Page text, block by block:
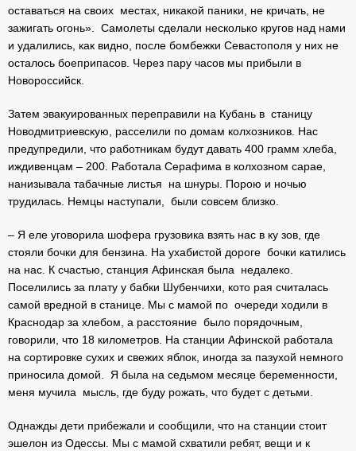
оставаться на своих местах, никакой паники, не кричать, не
зажигать огонь». Самолеты сделали несколько кругов над нами
и удалились, как видно, после бомбежки Севастополя у них не
осталось боеприпасов. Через пару часов мы прибыли в
Новороссийск.
Затем эвакуированных переправили на Кубань в станицу
Новодмитриевскую, расселили по домам колхозников. Нас
предупредили, что работникам будут давать 400 грамм хлеба,
иждивенцам – 200. Работала Серафима в колхозном сарае,
нанизывала табачные листья на шнуры. Порою и ночью
трудилась. Немцы наступали, были совсем близко.
– Я еле уговорила шофера грузовика взять нас в ку зов, где
стояли бочки для бензина. На ухабистой дороге бочки катились
на нас. К счастью, станция Афинская была недалеко.
Поселились за плату у бабки Шубенчихи, кото рая считалась
самой вредной в станице. Мы с мамой по очереди ходили в
Краснодар за хлебом, а расстояние было порядочным,
говорили, что 18 километров. На станции Афинской работала
на сортировке сухих и свежих яблок, иногда за пазухой немного
приносила домой. Я была на седьмом месяце беременности,
меня мучила мысль, где буду рожать, что будет с детьми.
Однажды дети прибежали и сообщили, что на станции стоит
эшелон из Одессы. Мы с мамой схватили ребят, вещи и к